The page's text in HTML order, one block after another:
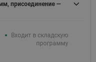
присоединение —
Входит в складскую
программу